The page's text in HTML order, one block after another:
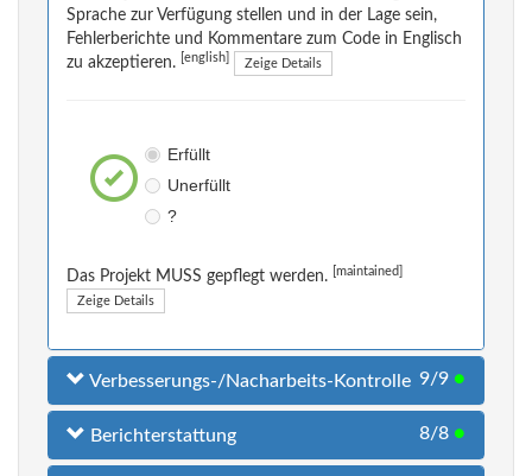
Sprache zur Verfügung stellen und in der Lage sein,
Fehlerberichte und Kommentare zum Code in Englisch
zu akzeptieren.
[english] Zeige Details
Erfüllt
Unerfüllt
?
Das Projekt MUSS gepflegt werden. [maintained]
Zeige Details
Verbesserungs-/Nacharbeits-Kontrolle 9/9 ●
Berichterstattung 8/8 ●